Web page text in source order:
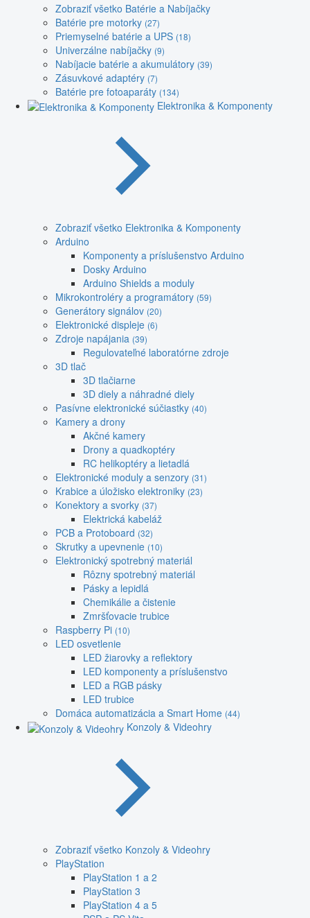
Zobraziť všetko Batérie a Nabíjačky
Batérie pre motorky (27)
Priemyselné batérie a UPS (18)
Univerzálne nabíjačky (9)
Nabíjacie batérie a akumulátory (39)
Zásuvkové adaptéry (7)
Batérie pre fotoaparáty (134)
Elektronika & Komponenty
Zobraziť všetko Elektronika & Komponenty
Arduino
Komponenty a príslušenstvo Arduino
Dosky Arduino
Arduino Shields a moduly
Mikrokontroléry a programátory (59)
Generátory signálov (20)
Elektronické displeje (6)
Zdroje napájania (39)
Regulovateľné laboratórne zdroje
3D tlač
3D tlačiarne
3D diely a náhradné diely
Pasívne elektronické súčiastky (40)
Kamery a drony
Akčné kamery
Drony a quadkoptéry
RC helikoptéry a lietadlá
Elektronické moduly a senzory (31)
Krabice a úložisko elektroniky (23)
Konektory a svorky (37)
Elektrická kabeláž
PCB a Protoboard (32)
Skrutky a upevnenie (10)
Elektronický spotrebný materiál
Rôzny spotrebný materiál
Pásky a lepidlá
Chemikálie a čistenie
Zmršťovacie trubice
Raspberry Pi (10)
LED osvetlenie
LED žiarovky a reflektory
LED komponenty a príslušenstvo
LED a RGB pásky
LED trubice
Domáca automatizácia a Smart Home (44)
Konzoly & Videohry
Zobraziť všetko Konzoly & Videohry
PlayStation
PlayStation 1 a 2
PlayStation 3
PlayStation 4 a 5